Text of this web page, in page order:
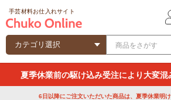
手芸材料お仕入れサイト
夏季休業前の駆け込み受注により大変混
6日以降にご注文いただいた商品は、夏季休業明け